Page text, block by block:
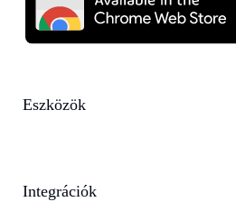
Eszközök
Integrációk